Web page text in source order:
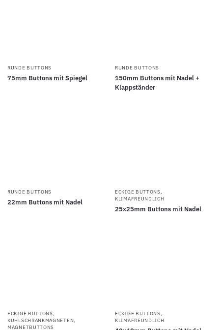
RUNDE BUTTONS
75mm Buttons mit Spiegel
RUNDE BUTTONS
150mm Buttons mit Nadel +
Klappständer
RUNDE BUTTONS
22mm Buttons mit Nadel
ECKIGE BUTTONS,
KLIMAFREUNDLICH
25x25mm Buttons mit Nadel
ECKIGE BUTTONS,
KÜHLSCHRANKMAGNETEN,
MAGNETBUTTONS
ECKIGE BUTTONS,
KLIMAFREUNDLICH